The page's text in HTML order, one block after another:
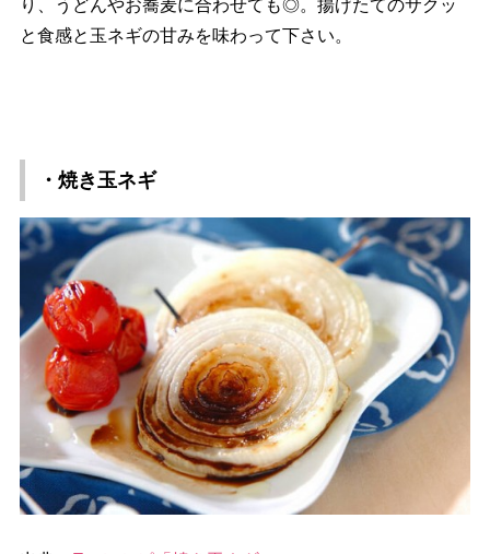
り、うどんやお蕎麦に合わせても◎。揚げたてのサクッ
と食感と玉ネギの甘みを味わって下さい。
・焼き玉ネギ